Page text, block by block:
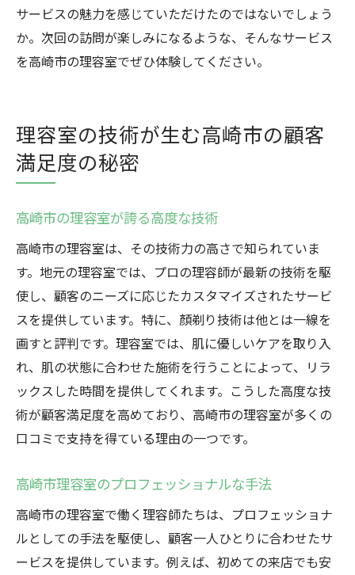
サービスの魅力を感じていただけたのではないでしょう
か。次回の訪問が楽しみになるような、そんなサービス
を高崎市の理容室でぜひ体験してください。
理容室の技術が生む高崎市の顧客
満足度の秘密
高崎市の理容室が誇る高度な技術
高崎市の理容室は、その技術力の高さで知られていま
す。地元の理容室では、プロの理容師が最新の技術を駆
使し、顧客のニーズに応じたカスタマイズされたサービ
スを提供しています。特に、顏剃り技術は他とは一線を
画すと評判です。理容室では、肌に優しいケアを取り入
れ、肌の状態に合わせた施術を行うことによって、リラ
ックスした時間を提供してくれます。こうした高度な技
術が顧客満足度を高めており、高崎市の理容室が多くの
口コミで支持を得ている理由の一つです。
高崎市理容室のプロフェッショナルな手法
高崎市の理容室で働く理容師たちは、プロフェッショナ
ルとしての手法を駆使し、顧客一人ひとりに合わせたサ
ービスを提供しています。例えば、初めての来店でも安